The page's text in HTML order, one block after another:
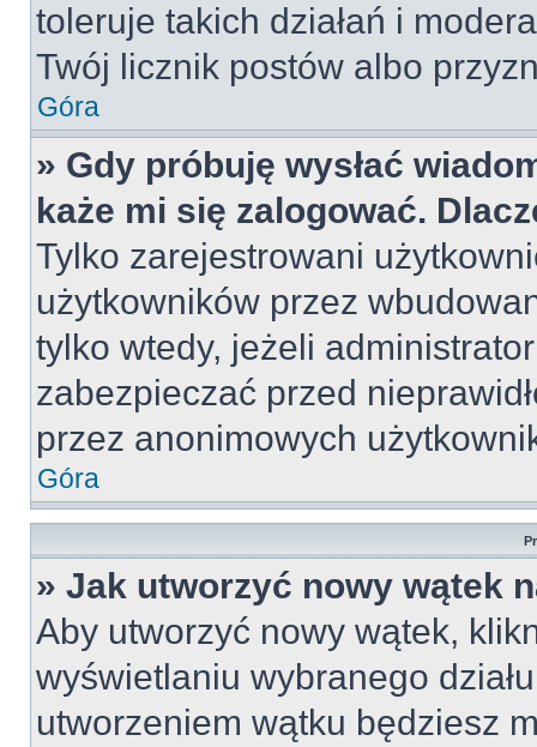
toleruje takich działań i
Twój licznik postów albo
Góra
» Gdy próbuję wysłać
każe mi się zalogować.
Tylko zarejestrowani
użytkowników przez
tylko wtedy, jeżeli
zabezpieczać przed
przez anonimowych
Góra
» Jak utworzyć nowy wątek
Aby utworzyć nowy wątek,
wyświetlaniu wybranego
utworzeniem wątku będziesz